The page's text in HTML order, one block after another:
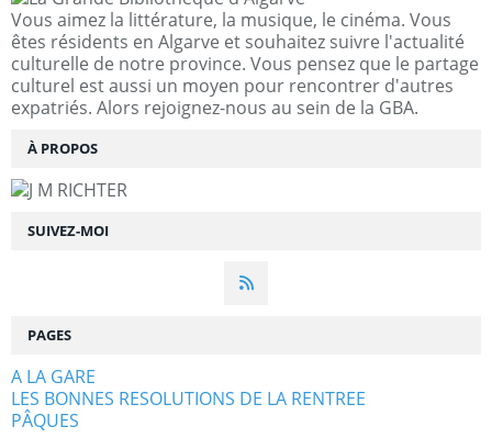
SUIVEZ-MOI
Vous aimez la littérature, la musique, le cinéma. Vous
êtes résidents en Algarve et souhaitez suivre l'actualité
culturelle de notre province. Vous pensez que le partage
culturel est aussi un moyen pour rencontrer d'autres
expatriés. Alors rejoignez-nous au sein de la GBA.
À PROPOS
PAGES
A LA GARE
LES BONNES RESOLUTIONS DE LA RENTREE
PÂQUES